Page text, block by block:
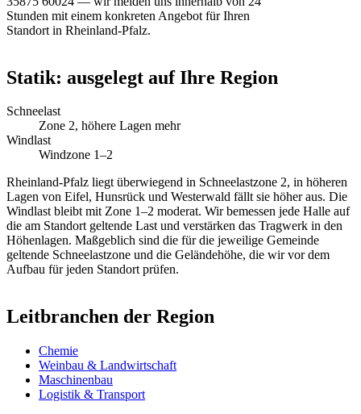
Stunden mit einem konkreten Angebot für Ihren
Standort in Rheinland-Pfalz.
Statik: ausgelegt auf Ihre Region
Schneelast
Zone 2, höhere Lagen mehr
Windlast
Windzone 1–2
Rheinland-Pfalz liegt überwiegend in Schneelastzone 2, in höheren
Lagen von Eifel, Hunsrück und Westerwald fällt sie höher aus. Die
Windlast bleibt mit Zone 1–2 moderat. Wir bemessen jede Halle auf
die am Standort geltende Last und verstärken das Tragwerk in den
Höhenlagen. Maßgeblich sind die für die jeweilige Gemeinde
geltende Schneelastzone und die Geländehöhe, die wir vor dem
Aufbau für jeden Standort prüfen.
Leitbranchen der Region
Chemie
Weinbau & Landwirtschaft
Maschinenbau
Logistik & Transport